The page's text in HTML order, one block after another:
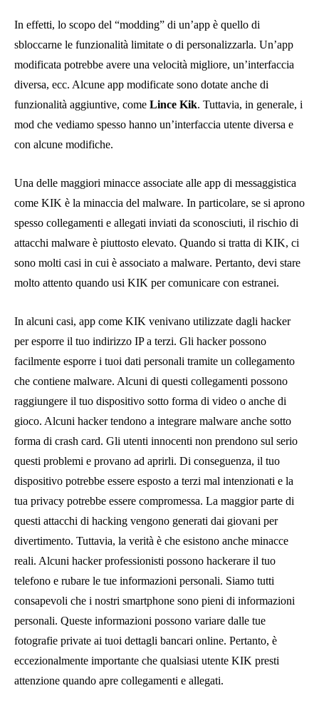
In effetti, lo scopo del “modding” di un’app è quello di
sbloccarne le funzionalità limitate o di personalizzarla. Un’app
modificata potrebbe avere una velocità migliore, un’interfaccia
diversa, ecc. Alcune app modificate sono dotate anche di
funzionalità aggiuntive, come Lince Kik. Tuttavia, in generale, i
mod che vediamo spesso hanno un’interfaccia utente diversa e
con alcune modifiche.
Una delle maggiori minacce associate alle app di messaggistica
come KIK è la minaccia del malware. In particolare, se si aprono
spesso collegamenti e allegati inviati da sconosciuti, il rischio di
attacchi malware è piuttosto elevato. Quando si tratta di KIK, ci
sono molti casi in cui è associato a malware. Pertanto, devi stare
molto attento quando usi KIK per comunicare con estranei.
In alcuni casi, app come KIK venivano utilizzate dagli hacker
per esporre il tuo indirizzo IP a terzi. Gli hacker possono
facilmente esporre i tuoi dati personali tramite un collegamento
che contiene malware. Alcuni di questi collegamenti possono
raggiungere il tuo dispositivo sotto forma di video o anche di
gioco. Alcuni hacker tendono a integrare malware anche sotto
forma di crash card. Gli utenti innocenti non prendono sul serio
questi problemi e provano ad aprirli. Di conseguenza, il tuo
dispositivo potrebbe essere esposto a terzi mal intenzionati e la
tua privacy potrebbe essere compromessa. La maggior parte di
questi attacchi di hacking vengono generati dai giovani per
divertimento. Tuttavia, la verità è che esistono anche minacce
reali. Alcuni hacker professionisti possono hackerare il tuo
telefono e rubare le tue informazioni personali. Siamo tutti
consapevoli che i nostri smartphone sono pieni di informazioni
personali. Queste informazioni possono variare dalle tue
fotografie private ai tuoi dettagli bancari online. Pertanto, è
eccezionalmente importante che qualsiasi utente KIK presti
attenzione quando apre collegamenti e allegati.